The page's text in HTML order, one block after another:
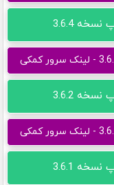
3.6.4
3.6.2
3.6.1